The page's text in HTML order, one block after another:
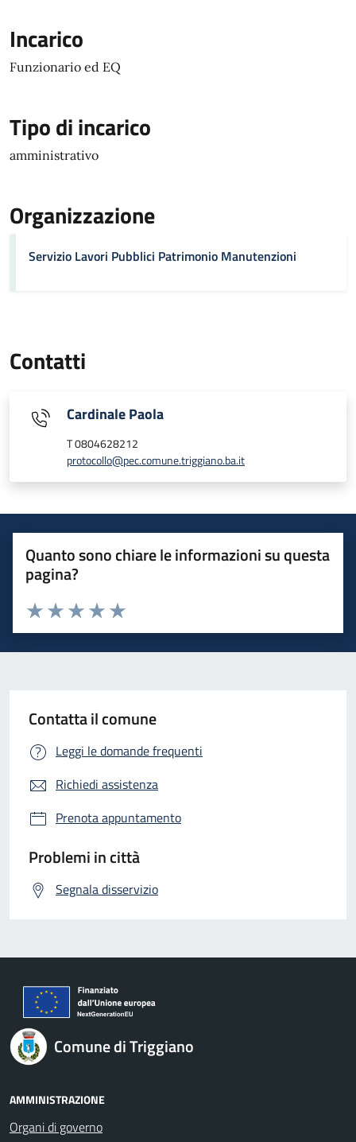
Incarico
Funzionario ed EQ
Tipo di incarico
amministrativo
Organizzazione
Servizio Lavori Pubblici Patrimonio Manutenzioni
Contatti
Cardinale Paola
T 0804628212
protocollo@pec.comune.triggiano.ba.it
Quanto sono chiare le informazioni su questa
pagina?
Valuta 5 stelle su 5
Valuta 4 stelle su 5
Valuta 3 stelle su 5
Valuta 2 stelle su 5
Valuta 1 stelle su 5
Contatta il comune
Leggi le domande frequenti
Richiedi assistenza
Prenota appuntamento
Problemi in città
Segnala disservizio
Comune di Triggiano
AMMINISTRAZIONE
Organi di governo